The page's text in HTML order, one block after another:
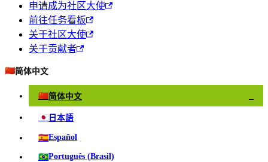
申请成为社区大使
前往任务看板
关于社区大使
关于贡献者
🇨🇳简体中文
🇨🇳简体中文
🇯🇵 日本語
🇪🇸Español
🇧🇷Português (Brasil)